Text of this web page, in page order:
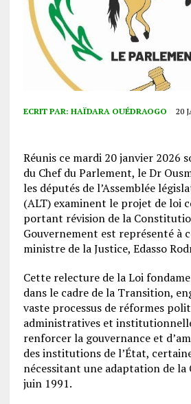
ECRIT PAR: HAÏDARA OUÉDRAOGO 20
Réunis ce mardi 20 janvier 2026
du Chef du Parlement, le Dr
les députés de l’Assemblée
(ALT) examinent le projet de loi
portant révision de la
Gouvernement est représenté à
ministre de la Justice, Edasso
Cette relecture de la Loi
dans le cadre de la Transition,
vaste processus de réformes
administratives et
renforcer la gouvernance et
des institutions de l’État,
nécessitant une adaptation de
juin 1991.